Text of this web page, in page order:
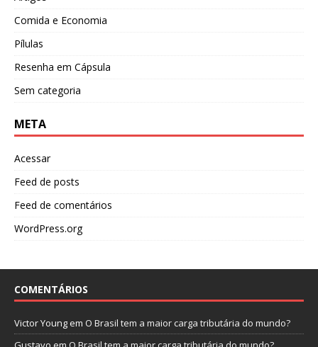
Comida e Economia
Pílulas
Resenha em Cápsula
Sem categoria
META
Acessar
Feed de posts
Feed de comentários
WordPress.org
COMENTÁRIOS
Victor Youngem O Brasil tem a maior carga tributária do mundo?